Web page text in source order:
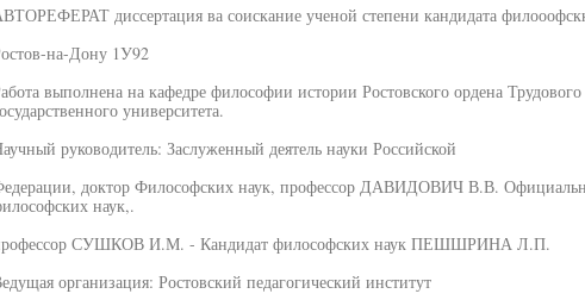
диссертация ва соискание ученой степени кандидата
на-Дону 1У92
выполнена на кафедре философии истории Ростовского ордена
университета.
руководитель: Заслуженный деятель науки Российской
доктор Философских наук, профессор ДАВИДОВИЧ В.В.
наук,.
СУШКОВ И.М. - Кандидат философских наук ПЕШШРИНА Л.П.
организация: Ростовский педагогический институт